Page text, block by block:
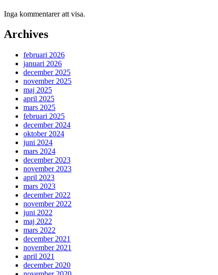
Inga kommentarer att visa.
Archives
februari 2026
januari 2026
december 2025
november 2025
maj 2025
april 2025
mars 2025
februari 2025
december 2024
oktober 2024
juni 2024
mars 2024
december 2023
november 2023
april 2023
mars 2023
december 2022
november 2022
juni 2022
maj 2022
mars 2022
december 2021
november 2021
april 2021
december 2020